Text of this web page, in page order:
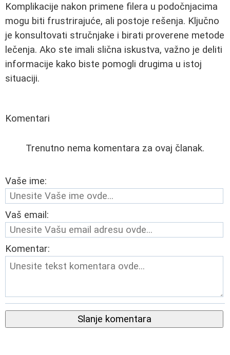
Komplikacije nakon primene filera u podočnjacima
mogu biti frustrirajuće, ali postoje rešenja. Ključno
je konsultovati stručnjake i birati proverene metode
lečenja. Ako ste imali slična iskustva, važno je deliti
informacije kako biste pomogli drugima u istoj
situaciji.
Komentari
Trenutno nema komentara za ovaj članak.
Vaše ime:
Vaš email:
Komentar:
Slanje komentara